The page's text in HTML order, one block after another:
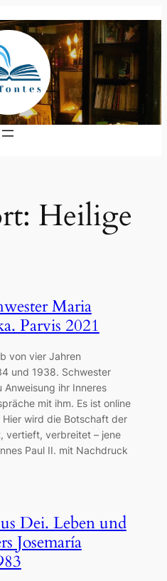
Heilige
Maria
Parvis 2021
von vier Jahren
und 1938. Schwester
ihr Inneres
mit ihm. Es ist online
wird die Botschaft der
vertieft, verbreitet – jene
Paul II. mit Nachdruck
Dei. Leben und
Josemaría